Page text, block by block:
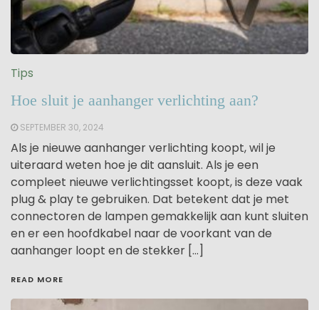
Tips
Hoe sluit je aanhanger verlichting aan?
SEPTEMBER 30, 2024
Als je nieuwe aanhanger verlichting koopt, wil je
uiteraard weten hoe je dit aansluit. Als je een
compleet nieuwe verlichtingsset koopt, is deze vaak
plug & play te gebruiken. Dat betekent dat je met
connectoren de lampen gemakkelijk aan kunt sluiten
en er een hoofdkabel naar de voorkant van de
aanhanger loopt en de stekker […]
READ MORE